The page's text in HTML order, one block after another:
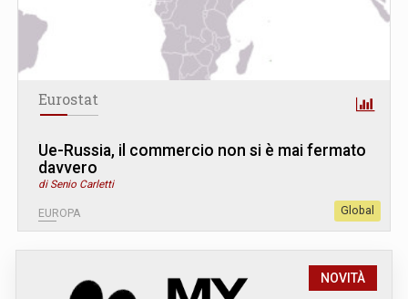
Eurostat
Ue-Russia, il commercio non si è mai fermato
davvero
di Senio Carletti
EUROPA Global
NOVITÀ